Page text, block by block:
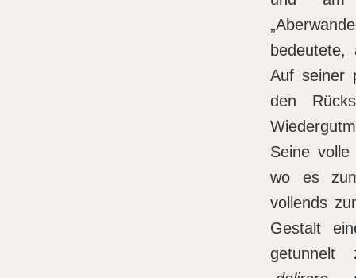
bedeutete,
Auf seiner
den
Seine
wo es
vollends
Gestalt
getunnelt